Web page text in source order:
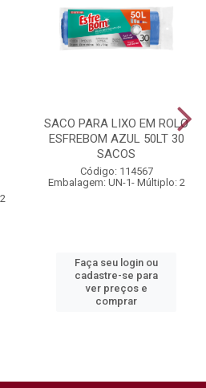
SACO PARA LIXO EM ROLO
ESFREBOM AZUL 50LT 30
SACOS
Código: 114567
Embalagem: UN-1- Múltiplo: 2
Faça seu login ou
cadastre-se para
ver preços e
comprar